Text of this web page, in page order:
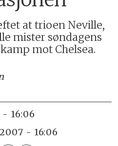
at trioen Neville,
mister søndagens
mot Chelsea.
- 16:06
- 16:06